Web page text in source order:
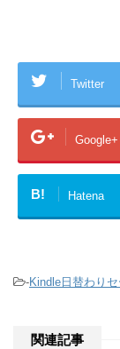
Twitter
Google+
B! Hatena
-Kindle日替わり
関連記事